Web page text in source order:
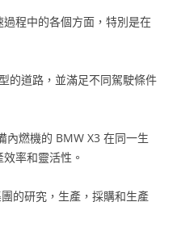
程中的各個方面，特別是在
的道路，並滿足不同駕駛條件
內燃機的 BMW X3 在同一生
率和靈活性。
的研究，生產，採購和生產